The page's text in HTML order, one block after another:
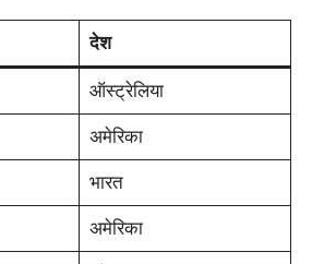
देश
ऑस्ट्रेलिया
अमेरिका
भारत
अमेरिका